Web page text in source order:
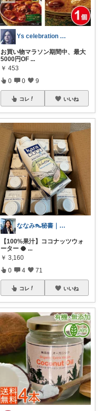
Ys celebration day
お買い物マラソン期間中、最大
5000円OF ...
￥ 453
0 0 9
コレ いいね
ななみ👠秘書｜何気ない日々に感謝を♡
【100%果汁】ココナッツウォ
ーター 🥥 ...
￥ 3,160
0 4 71
コレ いいね